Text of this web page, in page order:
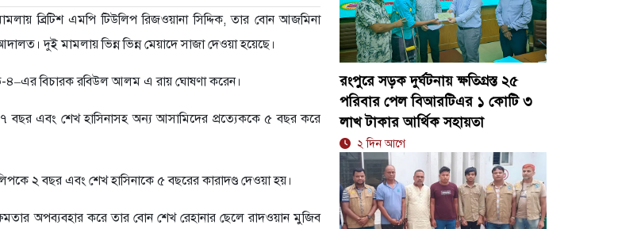
ব্রিটিশ এমপি টিউলিপ রিজওয়ানা সিদ্দিক, তার বোন আজমিনা
দুই মামলায় ভিন্ন ভিন্ন মেয়াদে সাজা দেওয়া হয়েছে।
৪–এর বিচারক রবিউল আলম এ রায় ঘোষণা করেন।
বছর এবং শেখ হাসিনাসহ অন্য আসামিদের প্রত্যেককে ৫ বছর করে
২ বছর এবং শেখ হাসিনাকে ৫ বছরের কারাদণ্ড দেওয়া হয়।
অপব্যবহার করে তার বোন শেখ রেহানার ছেলে রাদওয়ান মুজিব
রংপুরে সড়ক দুর্ঘটনায় ক্ষতিগ্রস্ত ২৫
পরিবার পেল বিআরটিএর ১ কোটি ৩
লাখ টাকার আর্থিক সহায়তা
২ দিন আগে